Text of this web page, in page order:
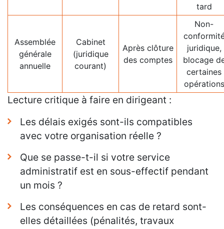
tard
Assemblée
générale
annuelle
Cabinet
(juridique
courant)
Après clôture
des comptes
Non-
juridique,
blocage
certaines
opérations
Lecture critique à faire en dirigeant :
Les délais exigés sont-ils compatibles
avec votre organisation réelle ?
Que se passe-t-il si votre service
administratif est en sous-effectif pendant
un mois ?
Les conséquences en cas de retard sont-
elles détaillées (pénalités, travaux